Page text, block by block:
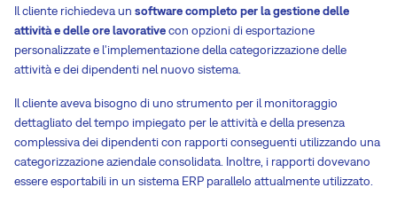
Il cliente richiedeva un software completo per la gestione delle
attività e delle ore lavorativecon opzioni di esportazione
personalizzate e l'implementazione della categorizzazione delle
attività e dei dipendenti nel nuovo sistema.
Il cliente aveva bisogno di uno strumento per il monitoraggio
dettagliato del tempo impiegato per le attività e della presenza
complessiva dei dipendenti con rapporti conseguenti utilizzando una
categorizzazione aziendale consolidata. Inoltre, i rapporti dovevano
essere esportabili in un sistema ERP parallelo attualmente utilizzato.